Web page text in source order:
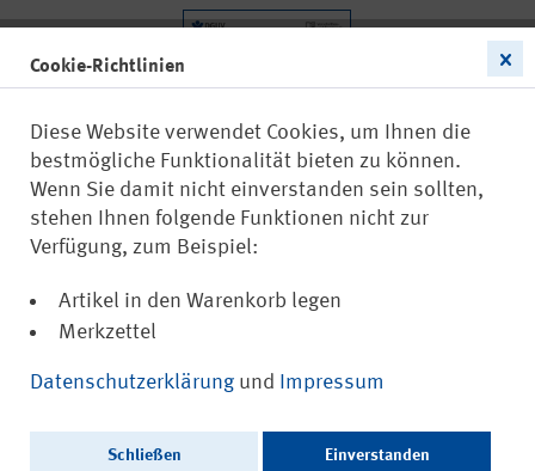
DGUV Information 203-022
Behandlung von Siebdruckformen
Cookie-Richtlinien
Diese Website verwendet Cookies, um Ihnen die
bestmögliche Funktionalität bieten zu können.
Wenn Sie damit nicht einverstanden sein sollten,
stehen Ihnen folgende Funktionen nicht zur
Verfügung, zum Beispiel:
Artikel in den Warenkorb legen
Merkzettel
Datenschutzerklärung und Impressum
Schließen Einverstanden